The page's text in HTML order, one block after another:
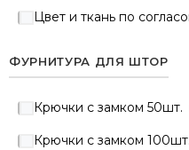
Цвет и ткань по
ФУРНИТУРА ДЛЯ ШТОР
Крючки с замком 50шт.
Крючки с замком 100шт.